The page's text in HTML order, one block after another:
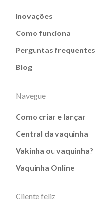
Inovações
Como funciona
Perguntas frequentes
Blog
Navegue
Como criar e lançar
Central da vaquinha
Vakinha ou vaquinha?
Vaquinha Online
Cliente feliz